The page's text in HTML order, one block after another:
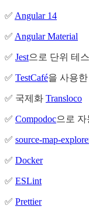
✅ Angular 14
✅ Angular Material
✅ Jest으로 단위 테
✅ TestCafé을 사용
✅ 국제화 Transloco
✅ Compodoc으로
✅ source-map-
✅ Docker
✅ ESLint
✅ Prettier